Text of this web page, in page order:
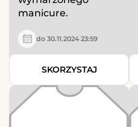
manicure.
do 30.11.2024 23:59
SKORZYSTAJ